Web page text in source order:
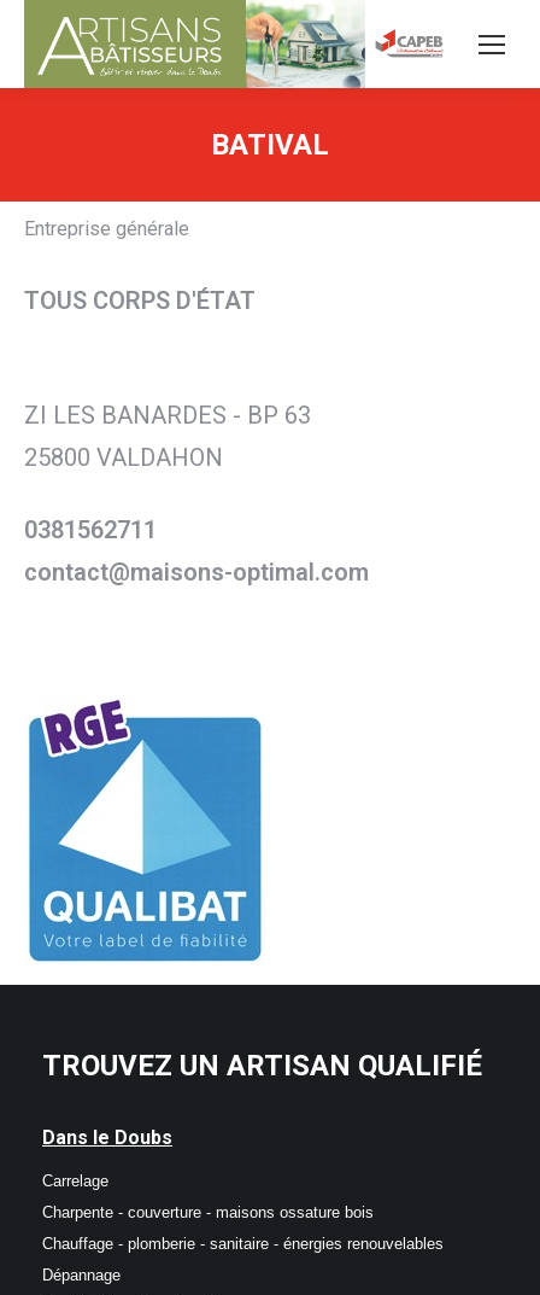
BATIVAL
Entreprise générale
TOUS CORPS D'ÉTAT
ZI LES BANARDES - BP 63
25800 VALDAHON
0381562711
contact@maisons-optimal.com
TROUVEZ UN ARTISAN QUALIFIÉ
Dans le Doubs
Carrelage
Charpente - couverture - maisons ossature bois
Chauffage - plomberie - sanitaire - énergies renouvelables
Dépannage